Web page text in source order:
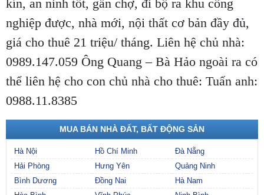
kín, an ninh tốt, gần chợ, đi bộ ra khu công
nghiệp được, nhà mới, nội thất cơ bản đầy đủ,
giá cho thuê 21 triệu/ tháng. Liên hệ chủ nhà:
0989.147.059 Ông Quang – Bà Hảo ngoài ra có
thể liên hệ cho con chủ nhà cho thuê: Tuấn anh:
0988.11.8385
MUA BÁN NHÀ ĐẤT, BẤT ĐỘNG SẢN
Hà Nội Hồ Chí Minh
Đà Nẵng
Hải Phòng
Hưng Yên
Quảng Ninh
Bình Dương
Đồng Nai Hà Nam